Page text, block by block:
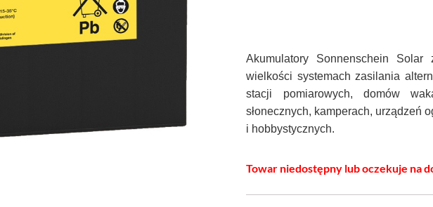
Akumulatory Sonnenschein
wielkości systemach zasilania
stacji pomiarowych, domów
słonecznych, kamperach, urządzeń
i hobbystycznych.
Towar niedostępny lub oczekuje na